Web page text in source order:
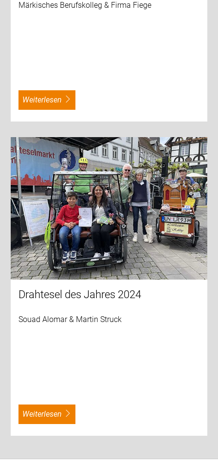
Märkisches Berufskolleg & Firma Fiege
weiterlesen
Drahtesel des Jahres 2024
Souad Alomar & Martin Struck
weiterlesen